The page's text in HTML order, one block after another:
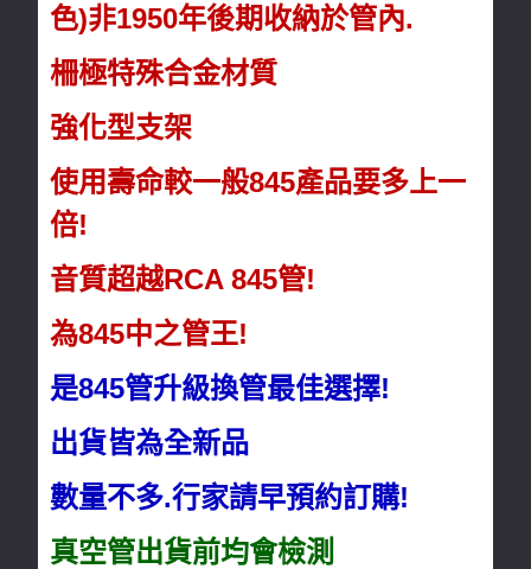
色)非1950年後期收納於管內.
柵極特殊合金材質
強化型支架
使用壽命較一般845產品要多上一
倍!
音質超越RCA 845管!
為845中之管王!
是845管升級換管最佳選擇!
出貨皆為全新品
數量不多.行家請早預約訂購!
真空管出貨前均會檢測